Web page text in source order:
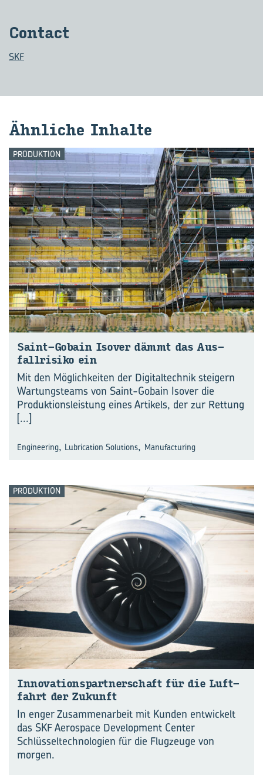
Con­tact
SKF
Ähn­li­che In­hal­te
PRODUKTION
Saint-​Gobain Is­over dämmt das Aus­
fall­ri­si­ko ein
Mit den Möglichkeiten der Digitaltechnik steigern
Wartungsteams von Saint-Gobain Isover die
Produktionsleistung eines Artikels, der zur Rettung
[...]
Engineering, Lubrication Solutions, Manufacturing
PRODUKTION
In­no­va­ti­ons­part­ner­schaft für die Luft­
fahrt der Zu­kunft
In enger Zusammenarbeit mit Kunden entwickelt
das SKF Aerospace Development Center
Schlüsseltechnologien für die Flugzeuge von
morgen.